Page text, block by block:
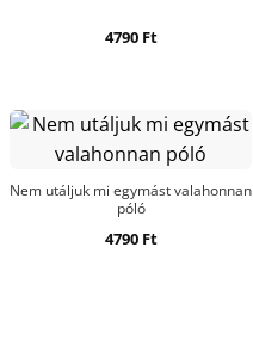
4790 Ft
Nem utáljuk mi egymást valahonnan
póló
4790 Ft